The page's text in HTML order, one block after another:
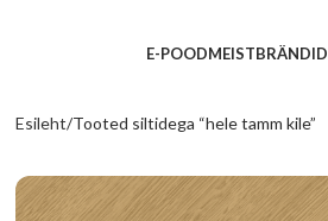
E-POODMEISTBRÄNDID
Esileht Tooted siltidega “hele tamm kile”